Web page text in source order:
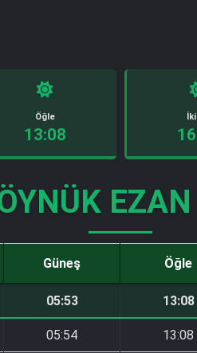
Öğle
13:08
Güneş Öğle
05:53 13:08
05:54 13:08